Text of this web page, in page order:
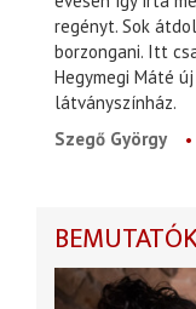
regényt. Sok
borzongani. Itt
Hegymegi Máté
látványszínház.
Szegő György